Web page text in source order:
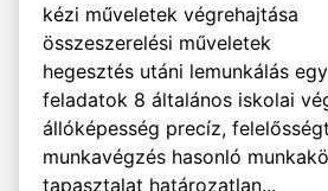
kézi műveletek végrehajtása
összeszerelési műveletek
hegesztés utáni lemunkálás
feladatok 8 általános iskolai
állóképesség precíz,
munkavégzés hasonló
tapasztalat határozatlan...